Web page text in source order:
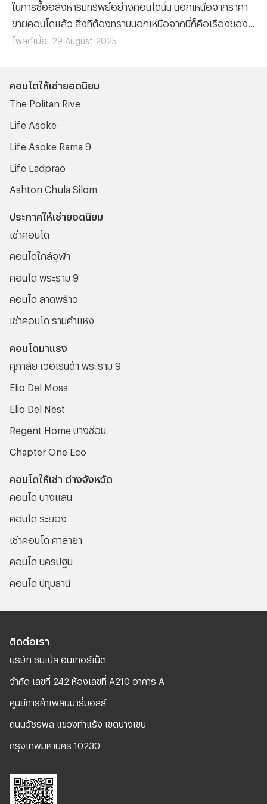
ในการซื้ออสังหาริมทรัพย์อย่างคอนโดนั้น นอกเหนือจากราคา
ขายคอนโดแล้ว สิ่งที่ต้องทราบนอกเหนือจากนี้ก็คือเรื่องของ
ขั้นตอนต่างๆ ที่ผู้ซื้อทุกรายจะต้องทำความเข้าใจ เพราะไม่ว่าจะ
คอนโด คือเรื่องที่จะสร้างความปวดหัวไม่น้อยสำหรับใครที่ไม่
เคยทำความเข้าใจมาก่อน
โพสต์เมื่อ 29 August 2025
คอนโดให้เช่ายอดนิยม
The Politan Rive
Life Asoke
Life Asoke Rama 9
Life Ladprao
Ashton Chula Silom
ประกาศให้เช่ายอดนิยม
เช่าคอนโด
คอนโดใกล้จุฬา
คอนโด พระราม 9
คอนโด ลาดพร้าว
เช่าคอนโด รามคําแหง
คอนโดมาแรง
ศุภาลัย เวอเรนด้า พระราม 9
Elio Del Moss
Elio Del Nest
Regent Home บางซ่อน
Chapter One Eco
คอนโดให้เช่า ต่างจังหวัด
คอนโด บางแสน
คอนโด ระยอง
เช่าคอนโด ศาลายา
คอนโด นครปฐม
คอนโด ปทุมธานี
ติดต่อเรา
บริษัท ซิมเปิ้ล อินเทอร์เน็ต
จํากัด เลขที่ 242 ห้องเลขที่ A210 อาคาร A
ศูนย์การค้าเพลินนารี่มอลล์
ถนนวัชรพล แขวงท่าแร้ง เขตบางเขน
กรุงเทพมหานคร 10230